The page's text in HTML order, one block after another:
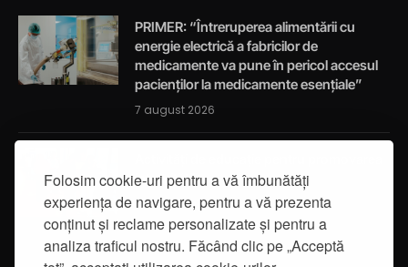
Folosim cookie-uri pentru a vă îmbunătăți
experiența de navigare, pentru a vă prezenta
conținut și reclame personalizate și pentru a
analiza traficul nostru. Făcând clic pe „Acceptă
PRIMER: “Întreruperea alimentării cu
energie electrică a fabricilor de
medicamente va pune în pericol accesul
pacienților la medicamente esențiale”
7 august 2026
integrității
7 august 2026